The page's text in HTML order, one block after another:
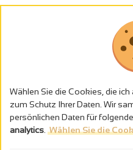
Alkoholmissbrauch ist
Wählen Sie die Cookies, die
zum Schutz Ihrer Daten. Wir
persönlichen Daten für
analytics Wählen Sie die